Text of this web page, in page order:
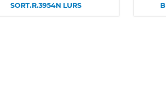
SORT.R.3954N LURS